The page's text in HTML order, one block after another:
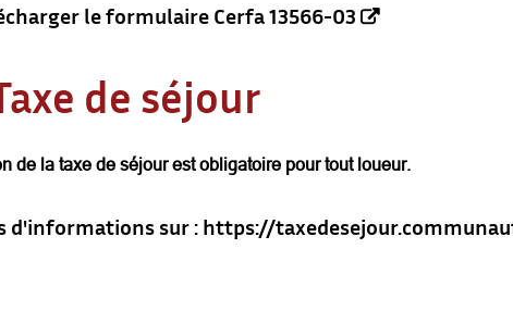
le formulaire Cerfa 13566-03
de séjour
de la taxe de séjour est obligatoire pour tout loueur.
d'informations sur : https://